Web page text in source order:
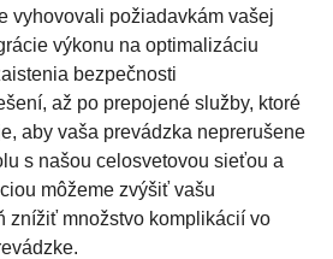
vyhovovali požiadavkám vašej
výkonu na optimalizáciu
bezpečnosti
až po prepojené služby, ktoré
aby vaša prevádzka neprerušene
s našou celosvetovou sieťou a
môžeme zvýšiť vašu
znížiť množstvo komplikácií vo